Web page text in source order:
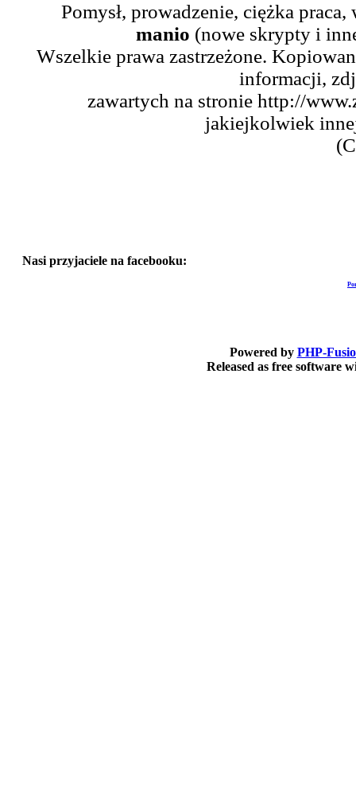
Pomysł, prowadzenie, ciężka
manio (nowe skrypty i
Wszelkie prawa zastrzeżone.
informacji,
zawartych na stronie http://
jakiejkolwiek
Nasi przyjaciele na facebooku:
Powered by PHP-
Released as free software